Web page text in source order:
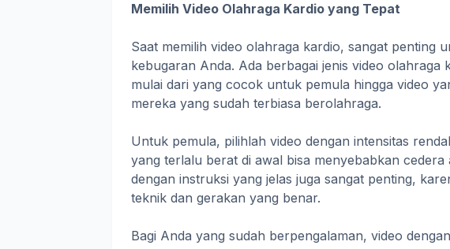
Memilih Video Olahraga Kardio yang Tepat
Saat memilih video olahraga kardio, sangat penting
kebugaran Anda. Ada berbagai jenis video olahraga
mulai dari yang cocok untuk pemula hingga video
mereka yang sudah terbiasa berolahraga.
Untuk pemula, pilihlah video dengan intensitas
yang terlalu berat di awal bisa menyebabkan
dengan instruksi yang jelas juga sangat penting,
teknik dan gerakan yang benar.
Bagi Anda yang sudah berpengalaman, video